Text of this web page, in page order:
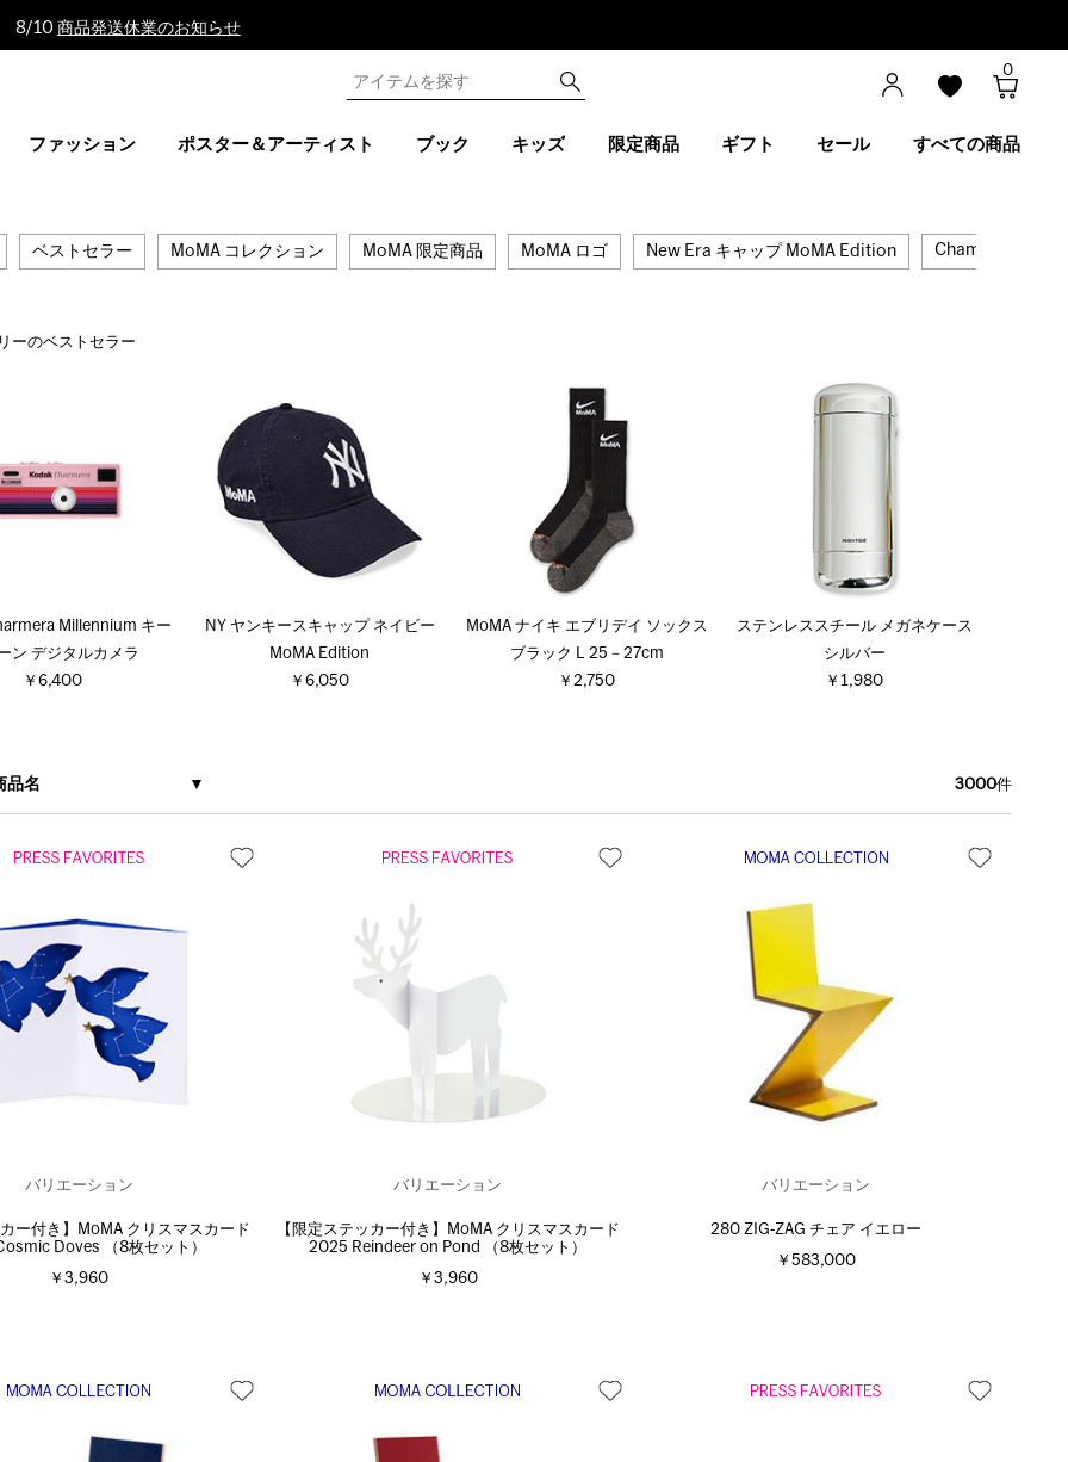
8/10 商品発送休業のお知らせ
0
ファッション ポスター＆アーティスト ブック キッズ 限定商品 ギフト セール すべての商品
ベストセラー MoMA コレクション MoMA 限定商品 MoMA ロゴ New Era キャップ MoMA Edition Champion
ーのベストセラー
Millennium キー
ン デジタルカメラ
￥6,400
NY ヤンキースキャップ ネイビー
MoMA Edition
￥6,050
MoMA ナイキ エブリデイ ソックス
ブラック L 25－27cm
￥2,750
ステンレススチール メガネケース
シルバー
￥1,980
品名 3000件
バリエーション
カー付き】MoMA クリスマスカード
Doves （8枚セット）
￥3,960
バリエーション
【限定ステッカー付き】MoMA クリスマスカード
2025 Reindeer on Pond （8枚セット）
￥3,960
バリエーション
280 ZIG‐ZAG チェア イエロー
￥583,000